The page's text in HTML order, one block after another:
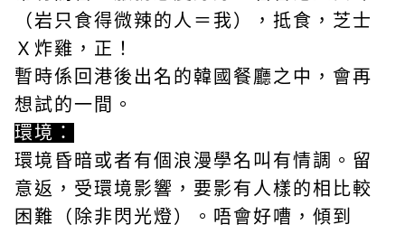
（岩只食得微辣的人＝我），抵食，芝士
Ｘ炸雞，正！
暫時係回港後出名的韓國餐廳之中，會再
想試的一間。
環境：
環境昏暗或者有個浪漫學名叫有情調。留
意返，受環境影響，要影有人樣的相比較
困難（除非閃光燈）。唔會好嘈，傾到